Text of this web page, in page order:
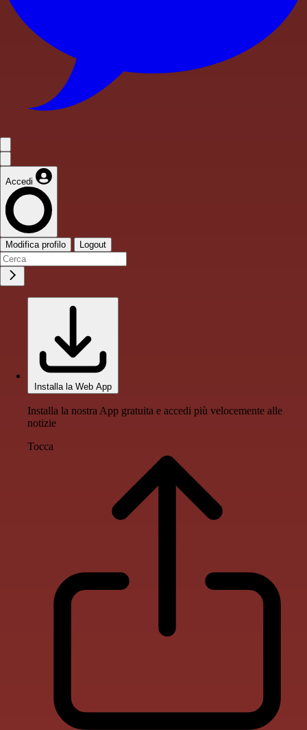
Accedi
Modifica profilo Logout
Installa la Web App
Installa la nostra App gratuita e accedi più velocemente alle
notizie
Tocca